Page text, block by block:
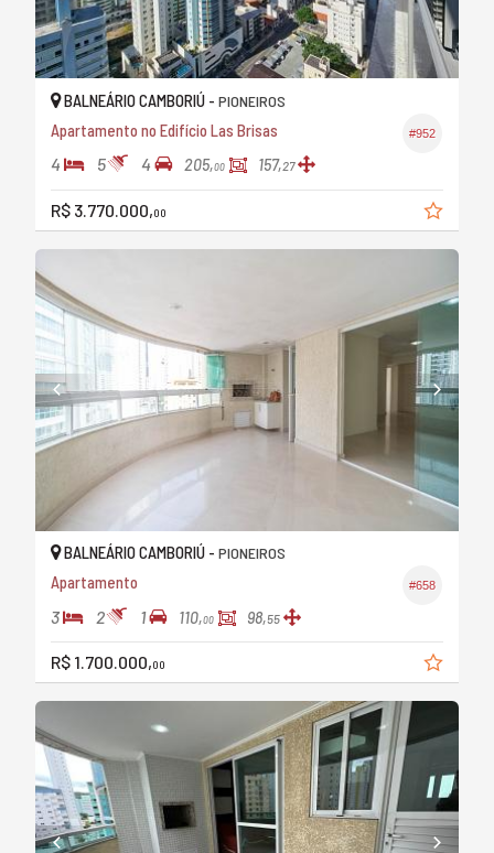
#952
BALNEÁRIO CAMBORIÚ - PIONEIROS
Apartamento no Edifício Las Brisas
4 5 4 205,00 157,27
R$ 3.770.000,00
#658
BALNEÁRIO CAMBORIÚ - PIONEIROS
Apartamento
3 2 1 110,00 98,55
R$ 1.700.000,00